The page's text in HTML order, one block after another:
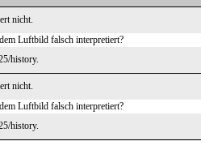
nicht.
Luftbild falsch interpretiert?
history.
nicht.
Luftbild falsch interpretiert?
history.